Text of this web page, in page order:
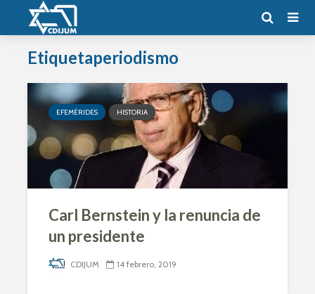
Etiquetaperiodismo
EFEMÉRIDES HISTORIA
Carl Bernstein y la renuncia de
un presidente
CDIJUM 14 febrero, 2019